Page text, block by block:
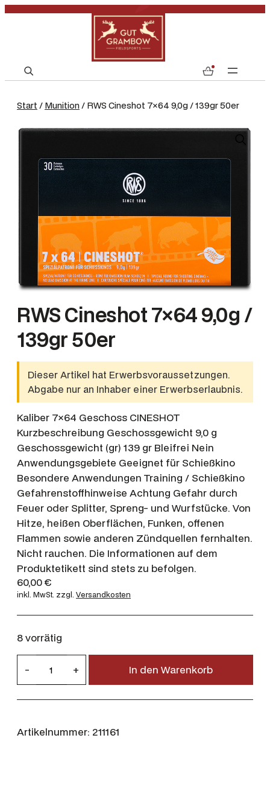
e
r
c
0
Start / Munition / RWS Cineshot 7×64 9,0g / 139gr 50er
RWS Cineshot 7×64 9,0g /
139gr 50er
Dieser Artikel hat Erwerbsvoraussetzungen.
Abgabe nur an Inhaber einer Erwerbserlaubnis.
Kaliber 7×64 Geschoss CINESHOT
Kurzbeschreibung Geschossgewicht 9,0 g
Geschossgewicht (gr) 139 gr Bleifrei Nein
Anwendungsgebiete Geeignet für Schießkino
Besondere Anwendungen Training / Schießkino
Gefahrenstoffhinweise Achtung Gefahr durch
Feuer oder Splitter, Spreng- und Wurfstücke. Von
Hitze, heißen Oberflächen, Funken, offenen
Flammen sowie anderen Zündquellen fernhalten.
Nicht rauchen. Die Informationen auf dem
Produktetikett sind stets zu befolgen.
60,00€
inkl. MwSt. zzgl. Versandkosten
8 vorrätig
n
- + In den Warenkorb
Artikelnummer: 211161